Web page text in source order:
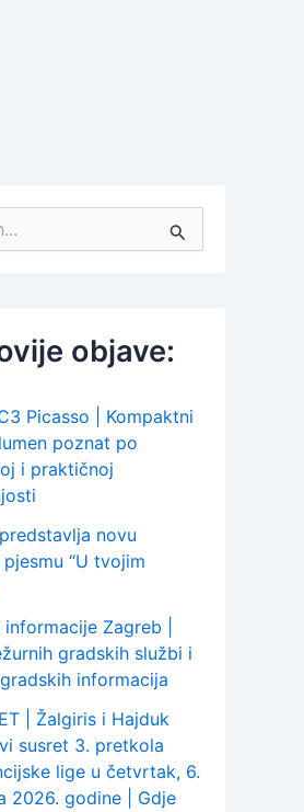
objave:
Picasso | Kompaktni
poznat po
i praktičnoj
novu
“U tvojim
informacije Zagreb |
gradskih službi i
informacija
| Žalgiris i Hajduk
susret 3. pretkola
lige u četvrtak, 6.
2026. godine | Gdje